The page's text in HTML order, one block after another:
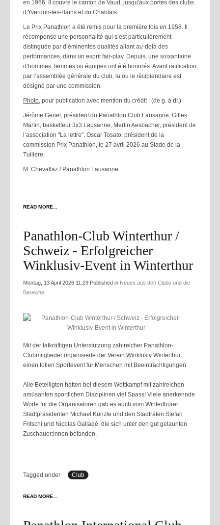
en 1956. Il couvre le canton de Vaud, jusqu'aux portes des clubs
d'Yverdon-les-Bains et du Chablais.
Le Prix Panathlon a été remis pour la première fois en 1958. Il
récompense une personnalité qui s’est particulièrement
distinguée par d’éminentes qualités allant au-delà̀ des
performances, dans un esprit fair-play. Depuis, une soixantaine
d’hommes, femmes ou équipes ont été honorés. Avant ratification
par l’assemblée générale du club, la ou le récipiendaire est
désigné par une commission.
Photo, pour publication avec mention du crédit : (de g. à dr.)
Jérôme Genet, président du Panathlon Club Lausanne, Gilles
Martin, basketteur 3x3 Lausanne, Merlin Aesbacher, président de
l’association "La lettre", Oscar Tosato, président de la
commission Prix Panathlon, le 27 avril 2026 au Stade de la
Tuilière.
M. Chevallaz / Panathlon Lausanne
READ MORE...
Panathlon-Club Winterthur /
Schweiz - Erfolgreicher
Winklusiv-Event in Winterthur
Montag, 13 April 2026 11:29 Published in Neues aus den Clubs und die
Bereiche
Mit der tatkräftigen Unterstützung zahlreicher Panathlon-
Clubmitglieder organisierte der Verein Winklusiv Winterthur
einen tollen Sportevent für Menschen mit Beeinträchtigungen.
Alle Beteiligten hatten bei diesem Wettkampf mit zahlreichen
amüsanten sportlichen Disziplinen viel Spass! Viele anerkennde
Worte für die Organisatoren gab es auch vom Winterthurer
Stadtpräsidenten Michael Künzle und den Stadträten Stefan
Fritschi und Nicolas Galladé, die sich unter den gut gelaunten
Zuschauer:innen befanden.
Tagged under Club
READ MORE...